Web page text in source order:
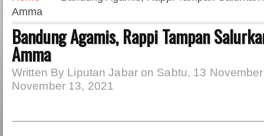
Amma
Bandung Agamis, Rappi Tampan
Amma
Written By Liputan Jabar on Sabtu, 13
November 13, 2021